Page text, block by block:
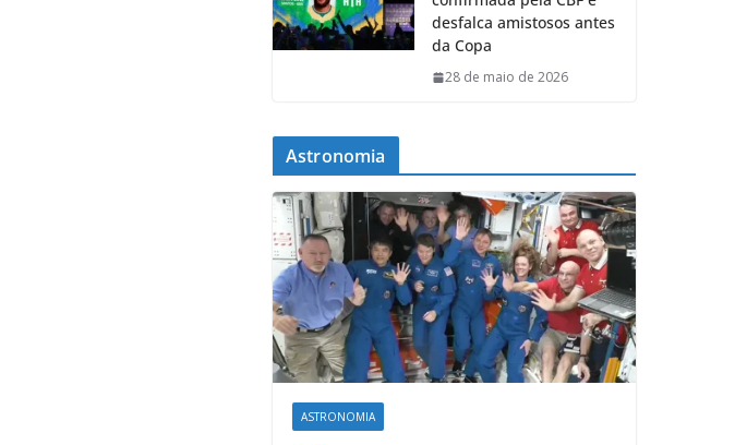
desfalca amistosos antes
da Copa
28 de maio de 2026
Astronomia
ASTRONOMIA